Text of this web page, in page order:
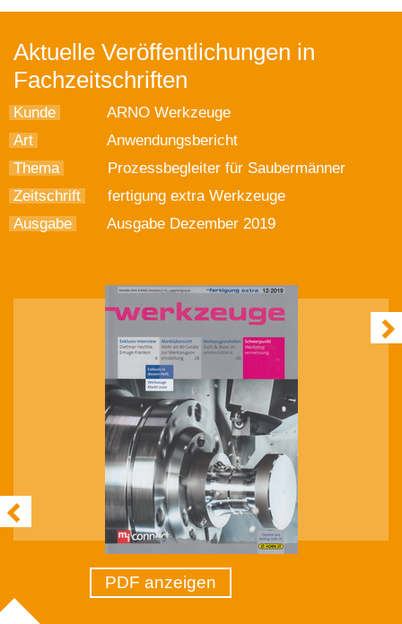
Aktuelle Veröffentlichungen in
Fachzeitschriften
Kunde
ARNO Werkzeuge
Art
Anwendungsbericht
Thema
Prozessbegleiter für Saubermänner
Zeitschrift
fertigung extra Werkzeuge
Ausgabe
Ausgabe Dezember 2019
PDF anzeigen